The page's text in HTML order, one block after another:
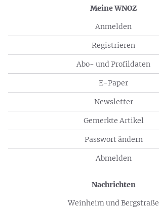
Meine WNOZ
Anmelden
Registrieren
Abo- und Profildaten
E-Paper
Newsletter
Gemerkte Artikel
Passwort ändern
Abmelden
Nachrichten
Weinheim und Bergstraße